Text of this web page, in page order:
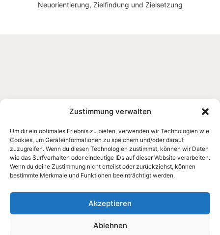
Zustimmung verwalten
Um dir ein optimales Erlebnis zu bieten, verwenden wir Technologien wie
Cookies, um Geräteinformationen zu speichern und/oder darauf
zuzugreifen. Wenn du diesen Technologien zustimmst, können wir Daten
wie das Surfverhalten oder eindeutige IDs auf dieser Website verarbeiten.
Wenn du deine Zustimmung nicht erteilst oder zurückziehst, können
bestimmte Merkmale und Funktionen beeinträchtigt werden.
Akzeptieren
Ablehnen
Neuorientierung, Zielfindung und Zielsetzung